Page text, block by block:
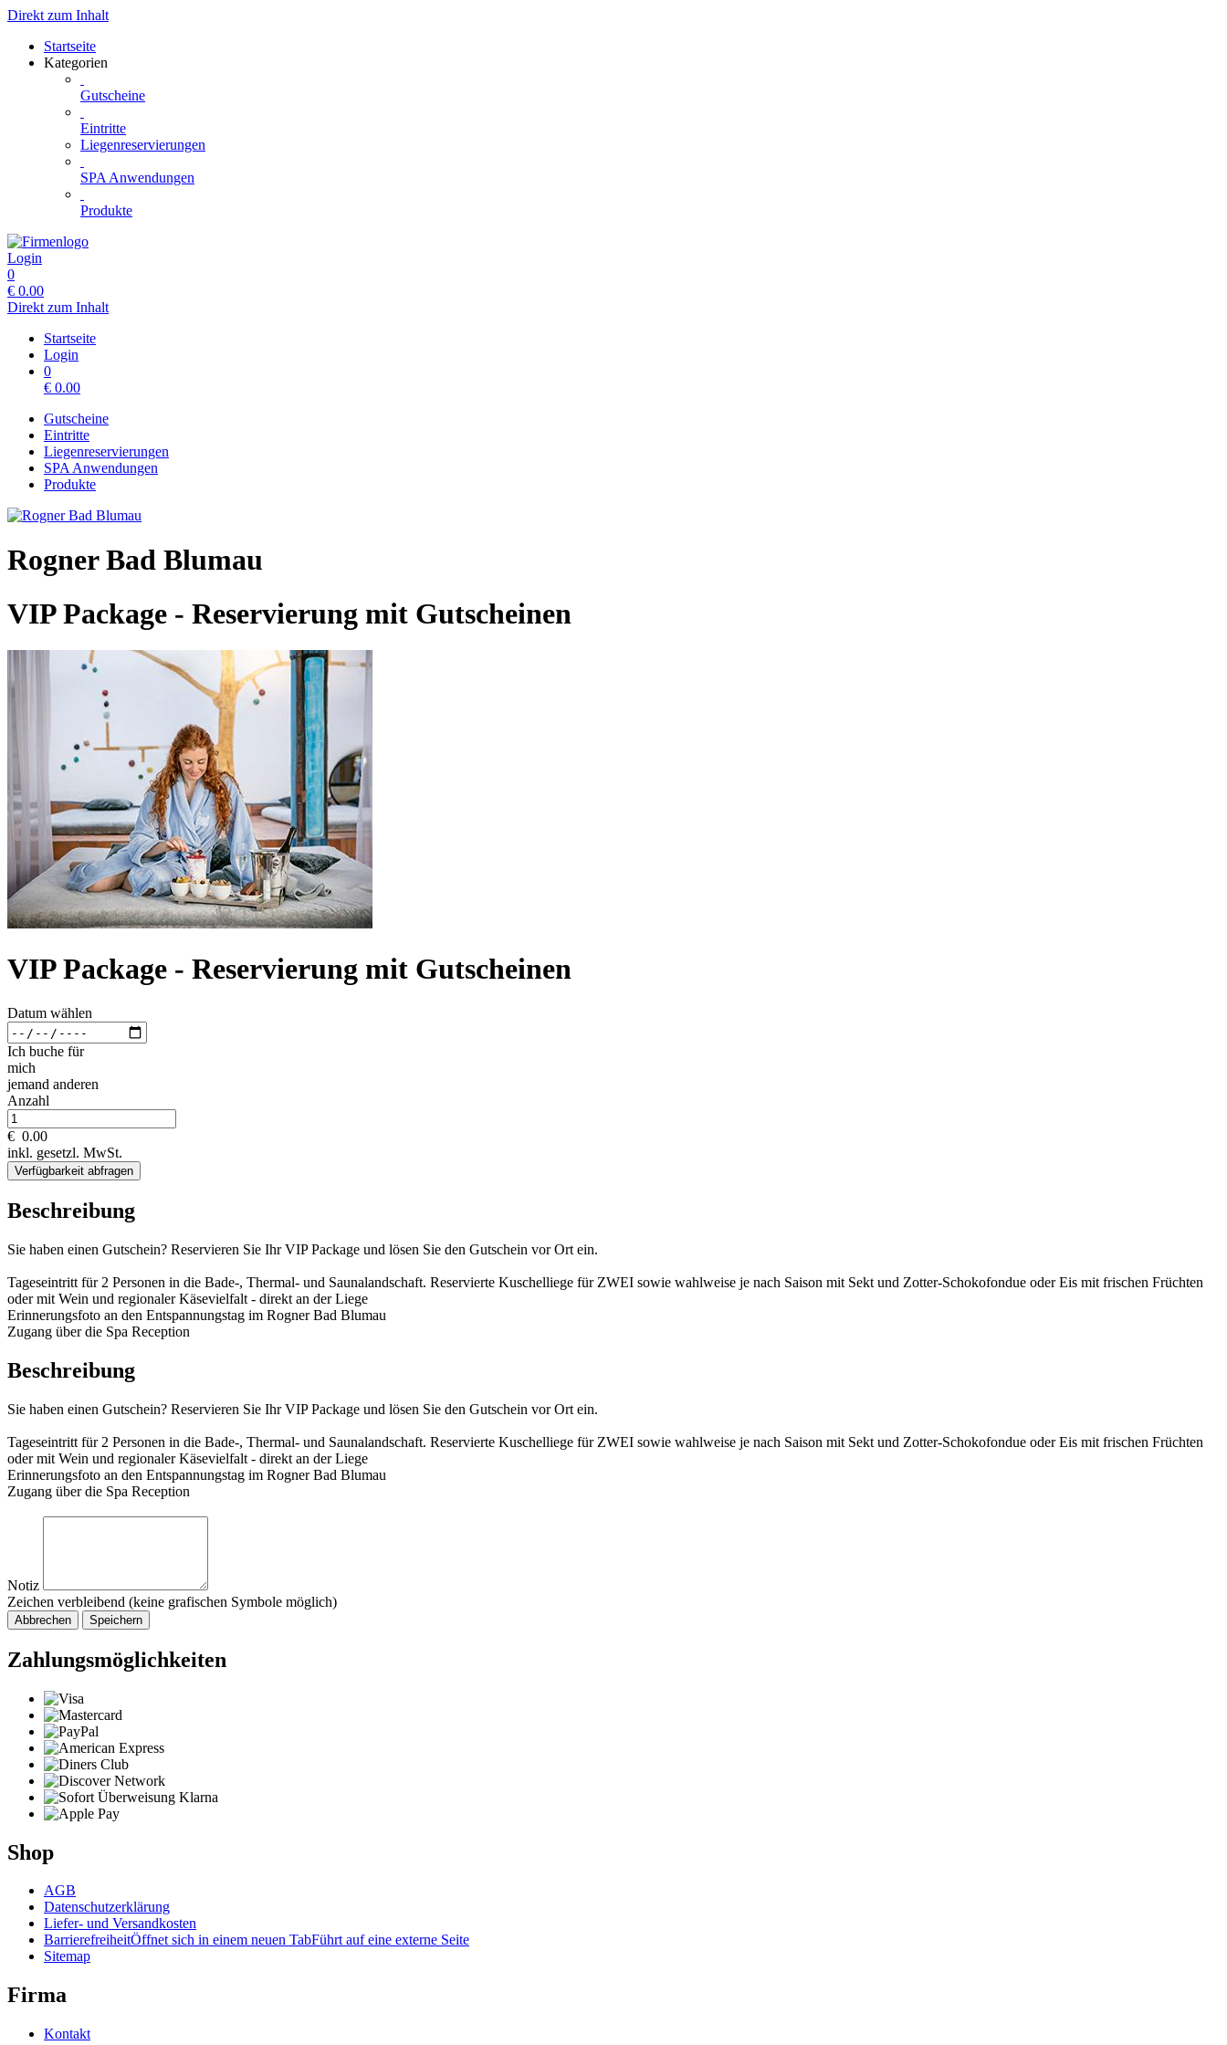
Direkt zum Inhalt
Startseite
Kategorien
Gutscheine
Eintritte
Liegenreservierungen
SPA Anwendungen
Produkte
Login
0
€ 0.00
Direkt zum Inhalt
Startseite
Login
0
€ 0.00
Gutscheine
Eintritte
Liegenreservierungen
SPA Anwendungen
Produkte
Rogner Bad Blumau
VIP Package - Reservierung mit Gutscheinen
VIP Package - Reservierung mit Gutscheinen
Datum wählen
Ich buche für
mich
jemand anderen
Anzahl
€ 0.00
inkl. gesetzl. MwSt.
Verfügbarkeit abfragen
Beschreibung
Sie haben einen Gutschein? Reservieren Sie Ihr VIP Package und lösen Sie den Gutschein vor Ort ein.
Tageseintritt für 2 Personen in die Bade-, Thermal- und Saunalandschaft. Reservierte Kuschelliege für ZWEI sowie wahlweise je nach Saison mit Sekt und Zotter-Schokofondue oder Eis mit frischen Früchten
oder mit Wein und regionaler Käsevielfalt - direkt an der Liege
Erinnerungsfoto an den Entspannungstag im Rogner Bad Blumau
Zugang über die Spa Reception
Beschreibung
Sie haben einen Gutschein? Reservieren Sie Ihr VIP Package und lösen Sie den Gutschein vor Ort ein.
Tageseintritt für 2 Personen in die Bade-, Thermal- und Saunalandschaft. Reservierte Kuschelliege für ZWEI sowie wahlweise je nach Saison mit Sekt und Zotter-Schokofondue oder Eis mit frischen Früchten
oder mit Wein und regionaler Käsevielfalt - direkt an der Liege
Erinnerungsfoto an den Entspannungstag im Rogner Bad Blumau
Zugang über die Spa Reception
Notiz
Zeichen verbleibend (keine grafischen Symbole möglich)
Abbrechen Speichern
Zahlungsmöglichkeiten
Shop
AGB
Datenschutzerklärung
Liefer- und Versandkosten
BarrierefreiheitÖffnet sich in einem neuen TabFührt auf eine externe Seite
Sitemap
Firma
Kontakt